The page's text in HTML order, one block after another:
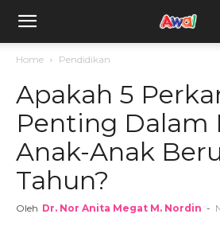
awal.my
Home Pendidikan
Apakah 5
Penting Dalam
Anak-Anak
Tahun?
Oleh Dr. Nor Anita Megat M. Nordin -